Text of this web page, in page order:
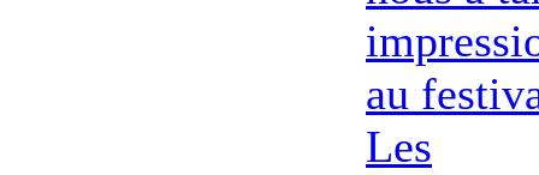
au
Les